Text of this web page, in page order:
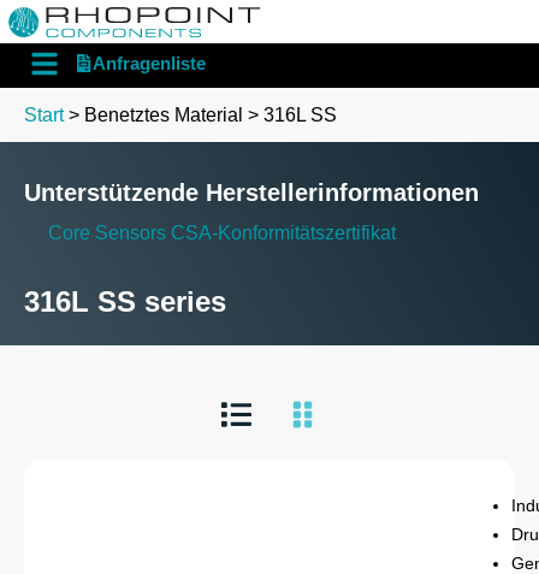
English Deutsch
Anfragenliste
Start> Benetztes Material > 316L SS
Unterstützende Herstellerinformationen
Core Sensors CSA-Konformitätszertifikat
316L SS series